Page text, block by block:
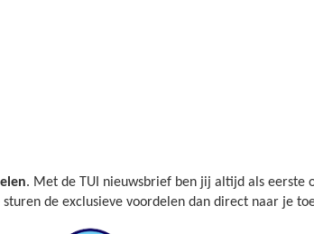
. Met de TUI nieuwsbrief ben jij altijd als eerste
de exclusieve voordelen dan direct naar je